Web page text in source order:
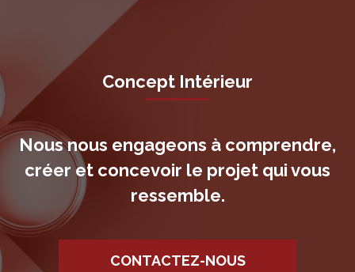
Concept Intérieur
Nous nous engageons à comprendre,
créer et concevoir le projet qui vous
ressemble.
CONTACTEZ-NOUS